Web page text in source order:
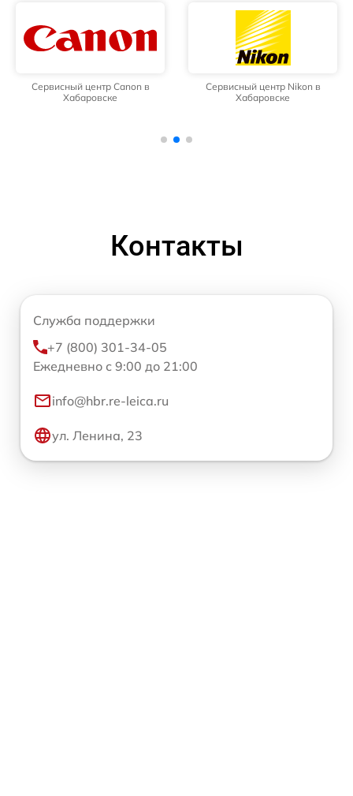
Сервисный центр Canon в
Хабаровске
Сервисный центр Nikon в
Хабаровске
Контакты
Служба поддержки
+7 (800) 301-34-05
Ежедневно с 9:00 до 21:00
info@hbr.re-leica.ru
ул. Ленина, 23